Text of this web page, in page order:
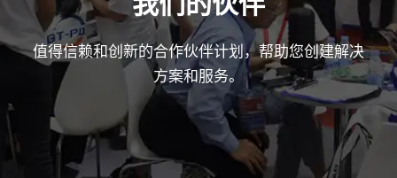
值得信赖和创新的合作伙伴计划，帮助您创建解决
方案和服务。